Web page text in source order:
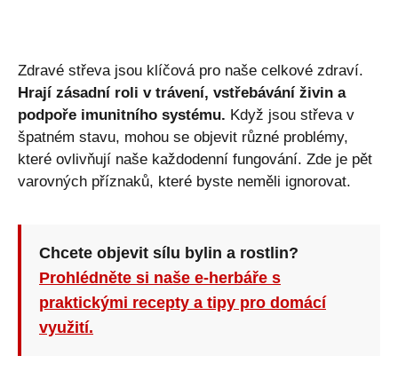
Zdravé střeva jsou klíčová pro naše celkové zdraví.
Hrají zásadní roli v trávení, vstřebávání živin a
podpoře imunitního systému. Když jsou střeva v
špatném stavu, mohou se objevit různé problémy,
které ovlivňují naše každodenní fungování. Zde je pět
varovných příznaků, které byste neměli ignorovat.
Chcete objevit sílu bylin a rostlin?
Prohlédněte si naše e-herbáře s
praktickými recepty a tipy pro domácí
využití.